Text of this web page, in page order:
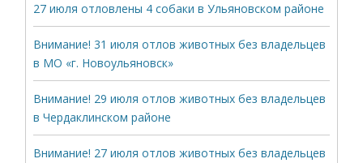
27 июля отловлены 4 собаки в Ульяновском районе
Внимание! 31 июля отлов животных без владельцев
в МО «г. Новоульяновск»
Внимание! 29 июля отлов животных без владельцев
в Чердаклинском районе
Внимание! 27 июля отлов животных без владельцев